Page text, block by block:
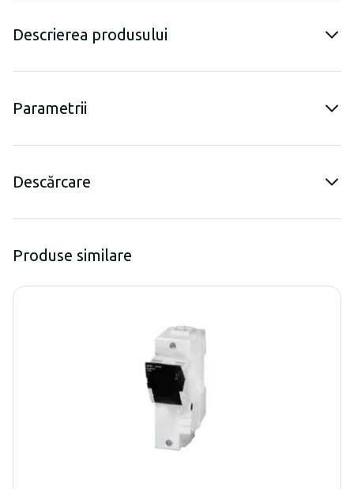
Descrierea produsului
Parametrii
Descărcare
Produse similare